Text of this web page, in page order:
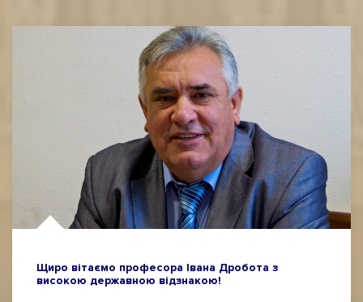
Щиро вітаємо професора Івана Дробота з
високою державною відзнакою!